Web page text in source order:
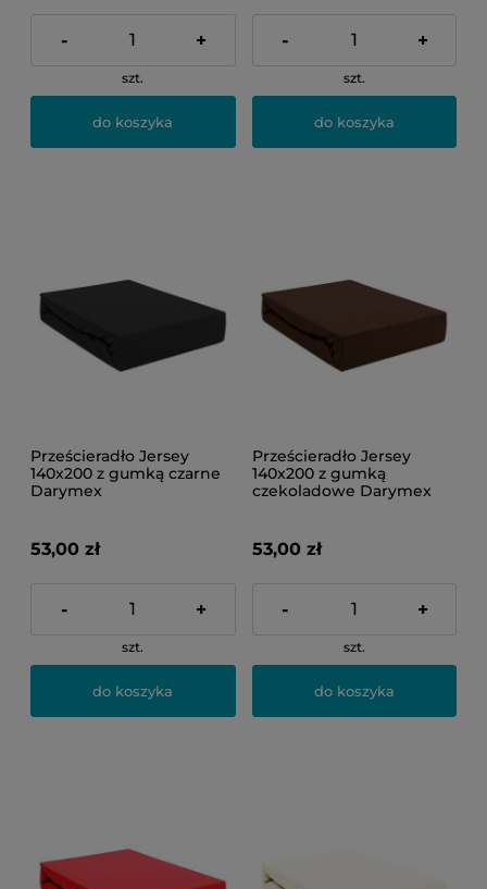
- +
szt.
do koszyka
- +
szt.
do koszyka
Prześcieradło Jersey
140x200 z gumką czarne
Darymex
53,00 zł
- +
szt.
do koszyka
Prześcieradło Jersey
140x200 z gumką
czekoladowe Darymex
53,00 zł
- +
szt.
do koszyka